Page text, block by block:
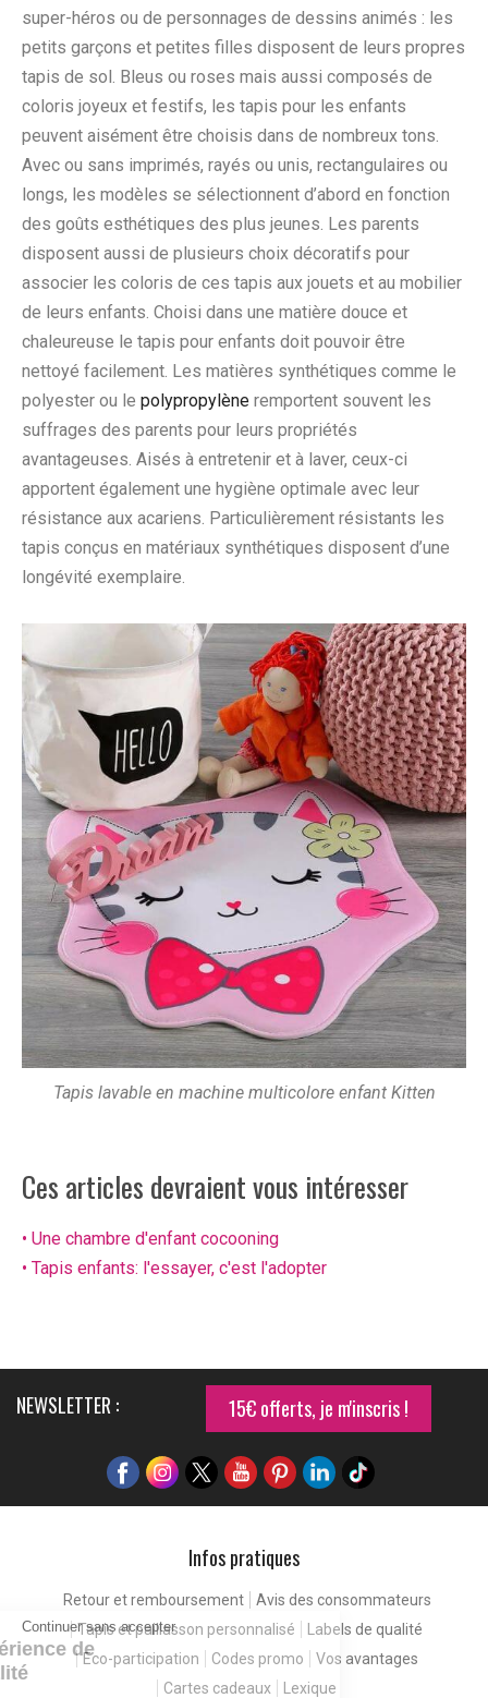
Continuer sans accepter
Pour une expérience de
meilleure qualité
super-héros ou de personnages de dessins animés : les
petits garçons et petites filles disposent de leurs propres
tapis de sol. Bleus ou roses mais aussi composés de
coloris joyeux et festifs, les tapis pour les enfants
peuvent aisément être choisis dans de nombreux tons.
Avec ou sans imprimés, rayés ou unis, rectangulaires ou
longs, les modèles se sélectionnent d’abord en fonction
des goûts esthétiques des plus jeunes. Les parents
disposent aussi de plusieurs choix décoratifs pour
associer les coloris de ces tapis aux jouets et au mobilier
de leurs enfants. Choisi dans une matière douce et
chaleureuse le tapis pour enfants doit pouvoir être
nettoyé facilement. Les matières synthétiques comme le
polyester ou le polypropylène remportent souvent les
suffrages des parents pour leurs propriétés
avantageuses. Aisés à entretenir et à laver, ceux-ci
apportent également une hygiène optimale avec leur
résistance aux acariens. Particulièrement résistants les
tapis conçus en matériaux synthétiques disposent d’une
longévité exemplaire.
Tapis lavable en machine multicolore enfant Kitten
Ces articles devraient vous intéresser
• Une chambre d'enfant cocooning
• Tapis enfants: l'essayer, c'est l'adopter
NEWSLETTER : 15€ offerts, je m'inscris !
Infos pratiques
Retour et remboursement
Avis des consommateurs
Tapis et paillasson personnalisé
Labels de qualité
Eco-participation
Codes promo
Vos avantages
Cartes cadeaux
Lexique